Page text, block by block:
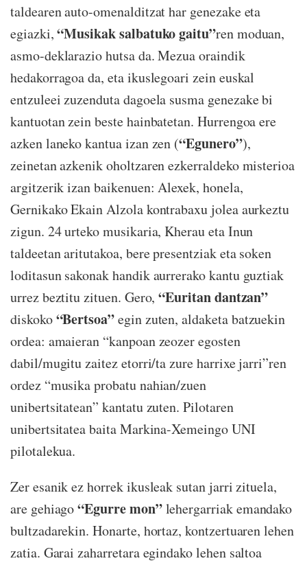
taldearen auto-omenalditzat har genezake eta
egiazki,“Musikak salbatuko gaitu”ren moduan,
asmo-deklarazio hutsa da. Mezua oraindik
hedakorragoa da, eta ikuslegoari zein euskal
entzuleei zuzenduta dagoela susma genezake bi
kantuotan zein beste hainbatetan. Hurrengoa ere
azken laneko kantua izan zen (“Egunero”),
zeinetan azkenik oholtzaren ezkerraldeko misterioa
argitzerik izan baikenuen: Alexek, honela,
Gernikako Ekain Alzola kontrabaxu jolea aurkeztu
zigun. 24 urteko musikaria, Kherau eta Inun
taldeetan aritutakoa, bere presentziak eta soken
loditasun sakonak handik aurrerako kantu guztiak
urrez beztitu zituen. Gero,“Euritan dantzan”
diskoko“Bertsoa”egin zuten, aldaketa batzuekin
ordea: amaieran “kanpoan zeozer egosten
dabil/mugitu zaitez etorri/ta zure harrixe jarri”ren
ordez “musika probatu nahian/zuen
unibertsitatean” kantatu zuten. Pilotaren
unibertsitatea baita Markina-Xemeingo UNI
pilotalekua.
Zer esanik ez horrek ikusleak sutan jarri zituela,
are gehiago“Egurre mon”lehergarriak emandako
bultzadarekin. Honarte, hortaz, kontzertuaren lehen
zatia. Garai zaharretara egindako lehen saltoa